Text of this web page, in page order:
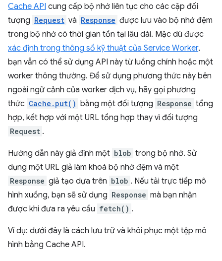
Cache API cung cấp bộ nhớ liên tục cho các cặp đối
tượng Request và Response được lưu vào bộ nhớ đệm
trong bộ nhớ có thời gian tồn tại lâu dài. Mặc dù được
xác định trong thông số kỹ thuật của Service Worker,
bạn vẫn có thể sử dụng API này từ luồng chính hoặc một
worker thông thường. Để sử dụng phương thức này bên
ngoài ngữ cảnh của worker dịch vụ, hãy gọi phương
thức Cache.put() bằng một đối tượng Response tổng
hợp, kết hợp với một URL tổng hợp thay vì đối tượng
Request .
Hướng dẫn này giả định một blob trong bộ nhớ. Sử
dụng một URL giả làm khoá bộ nhớ đệm và một
Response giả tạo dựa trên blob . Nếu tải trực tiếp mô
hình xuống, bạn sẽ sử dụng Response mà bạn nhận
được khi đưa ra yêu cầu fetch() .
Ví dụ: dưới đây là cách lưu trữ và khôi phục một tệp mô
hình bằng Cache API.